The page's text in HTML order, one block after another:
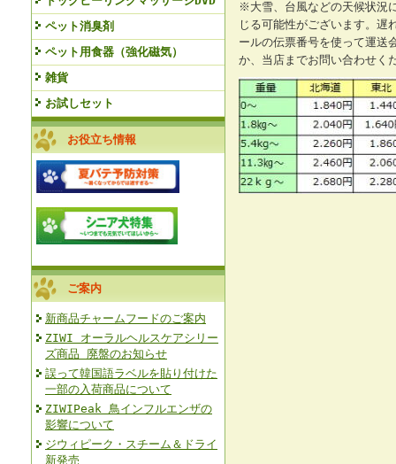
ペット消臭剤
ペット用食器（強化磁気）
雑貨
お試しセット
お役立ち情報
ご案内
新商品チャームフードのご案内
ZIWI オーラルヘルスケアシリー
ズ商品 廃盤のお知らせ
誤って韓国語ラベルを貼り付けた
一部の入荷商品について
ZIWIPeak 鳥インフルエンザの
影響について
ジウィピーク・スチーム＆ドライ
新発売
※大雪、台風などの天候状況
じる可能性がございます。遅
ールの伝票番号を使って運送
か、当店までお問い合わせく